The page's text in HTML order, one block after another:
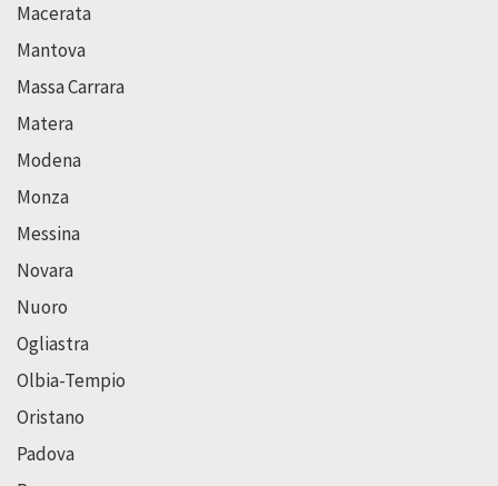
Macerata
Mantova
Massa Carrara
Matera
Modena
Monza
Messina
Novara
Nuoro
Ogliastra
Olbia-Tempio
Oristano
Padova